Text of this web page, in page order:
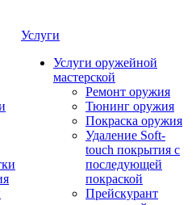
Услуги
Услуги оружейной
мастерской
Ремонт оружия
Тюнинг оружия
Покраска оружия
Удаление Soft-
touch покрытия с
последующей
покраской
Прейскурант